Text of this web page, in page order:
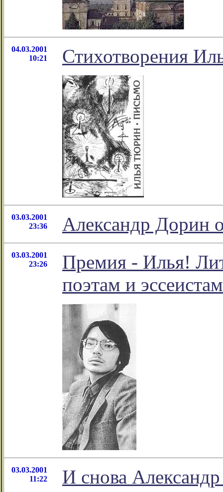
04.03.2001
10:21
Стихотворения
03.03.2001
23:36
Александр Дорин
03.03.2001
23:26
Премия - Илья!
поэтам и
03.03.2001
11:22
И снова